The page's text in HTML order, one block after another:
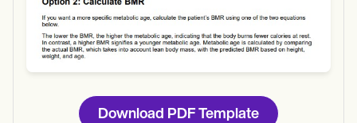
Download PDF Template